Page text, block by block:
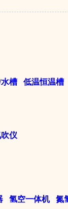
槽 低温恒温槽
仪
氢空一体机
氮
型方
冻干机